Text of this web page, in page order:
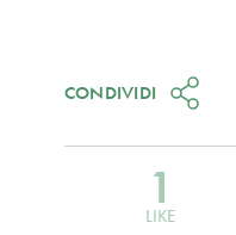
CONDIVIDI
1
LIKE